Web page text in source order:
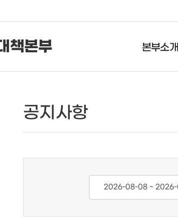
책본부 본부소개
예보
정보
월간 강우량
재난감시 CCTV
공지사항